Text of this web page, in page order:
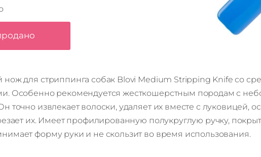
нож для стриппинга собак Blovi Medium Stripping Knife со
Особенно рекомендуется жесткошерстным породам с
точно извлекает волоски, удаляет их вместе с луковицей,
их. Имеет профилированную полукруглую ручку,
форму руки и не скользит во время использования.